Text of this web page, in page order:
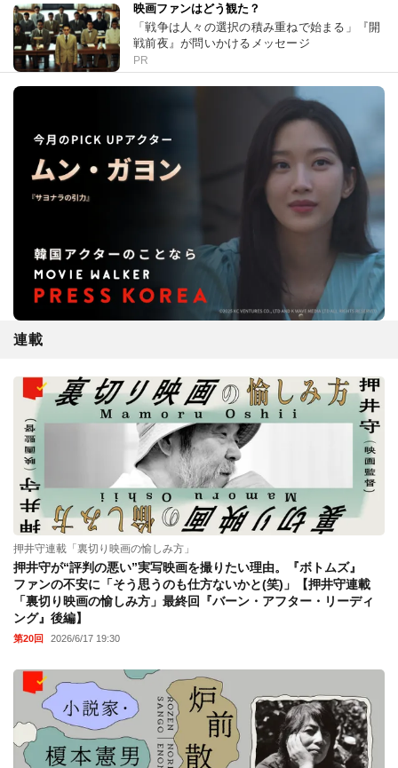
映画ファンはどう観た？
「戦争は人々の選択の積み重ねで始まる」『開
戦前夜』が問いかけるメッセージ
PR
連載
押井守連載「裏切り映画の愉しみ方」
押井守が“評判の悪い”実写映画を撮りたい理由。『ボトムズ』
ファンの不安に「そう思うのも仕方ないかと(笑)」【押井守連載
「裏切り映画の愉しみ方」最終回『バーン・アフター・リーディ
ング』後編】
第20回 2026/6/17 19:30